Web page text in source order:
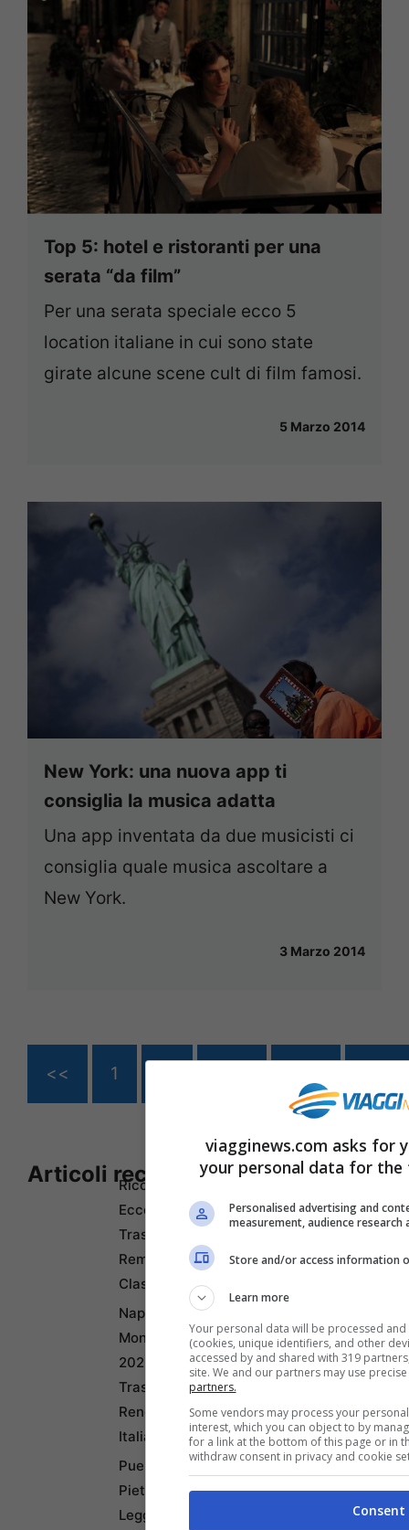
Top 5: hotel e ristoranti per una
serata “da film”
Per una serata speciale ecco 5
location italiane in cui sono state
girate alcune scene cult di film famosi.
5 Marzo 2014
New York: una nuova app ti
consiglia la musica adatta
Una app inventata da due musicisti ci
consiglia quale musica ascoltare a
New York.
3 Marzo 2014
<< 1
Articoli recentiRicominciare da Zero:
Ecco i 10 Paesi Migliori per
Trasferirsi e Lavorare da
Remoto secondo la Nuova
Classifica
Napoli tra le Top 10 Città
Mondiali per il Workcation
2026: Cultura, Cibo e
Trasporti Efficiente la
Rendono la Favorita
Italiana
Puentedey: Il Borgo di
Pietra Sospeso sul
Leggendario Ponte di Dio
viagginews.com asks for
your personal data for the
Personalised advertising and
measurement, audience research
Store and/or access information
Learn more
Your personal data will be processed
(cookies, unique identifiers, and other
accessed by and shared with 319
site. We and our partners may use
partners.
Some vendors may process your
interest, which you can object to by
for a link at the bottom of this page or in
withdraw consent in privacy and cookie
Consent